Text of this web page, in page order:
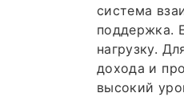
система
поддержка.
нагрузку.
дохода и
высокий